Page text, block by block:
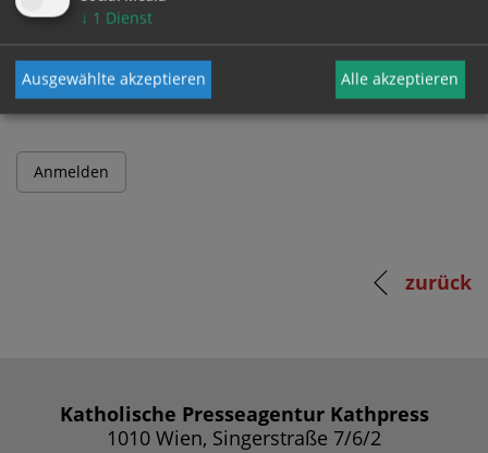
Passwort
zurück
Katholische Presseagentur Kathpress
1010 Wien, Singerstraße 7/6/2
↓ 1 Dienst
Ausgewählte akzeptieren Alle akzeptieren